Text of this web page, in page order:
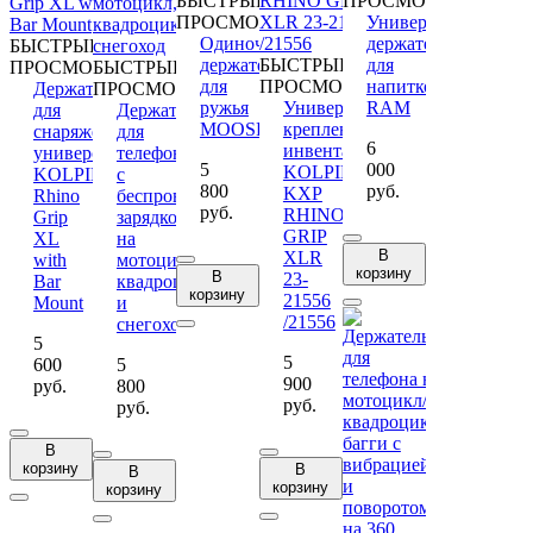
БЫСТРЫЙ
ПРОСМОТР
Держатель
для
снаряжения
универсальный
KOLPIN
Rhino
Grip
XL
with
Bar
Mount
5
600
руб.
В
корзину
БЫСТРЫЙ
ПРОСМОТР
Держатель
для
телефона
с
беспроводной
зарядкой
на
мотоцикл,
квадроцикл
и
снегоход
5
800
руб.
В
корзину
ПРОСМОТР
Одиночный
держатель
для
ружья
MOOSE
5
800
руб.
В
корзину
БЫСТРЫЙ
ПРОСМОТР
Универсальное
крепление
инвентаря
KOLPIN
KXP
RHINO
GRIP
XLR
23-
21556
/21556
5
900
руб.
В
корзину
Универсальный
держатель
для
напитков
RAM
6
000
руб.
В
корзину